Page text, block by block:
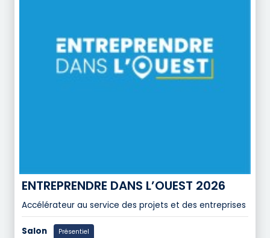
ENTREPRENDRE DANS L’OUEST 2026
Accélérateur au service des projets et des entreprises
Salon Présentiel